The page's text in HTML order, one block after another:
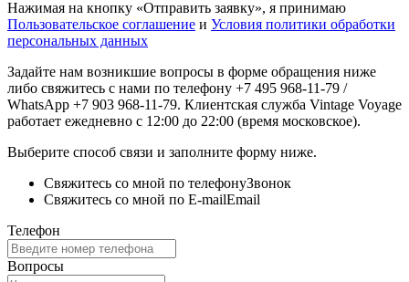
Нажимая на кнопку «Отправить заявку», я принимаю
Пользовательское соглашение и Условия политики обработки
персональных данных
Задайте нам возникшие вопросы в форме обращения ниже
либо свяжитесь с нами по телефону +7 495 968-11-79 /
WhatsApp +7 903 968-11-79. Клиентская служба Vintage Voyage
работает ежедневно с 12:00 до 22:00 (время московское).
Выберите способ связи и заполните форму ниже.
Свяжитесь со мной по телефонуЗвонок
Свяжитесь со мной по E-mailEmail
Телефон
Вопросы